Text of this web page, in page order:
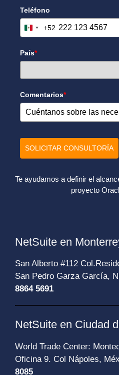
Teléfono
Mexico +52
+52
País*
Comentarios*
SOLICITAR CONSULTORÍA
Te ayudamos a definir el
proyecto
NetSuite en
San Alberto #112
San Pedro Garza García,
8864 5691
NetSuite en Ciudad
World Trade Center:
Oficina 9. Col Nápoles,
8085